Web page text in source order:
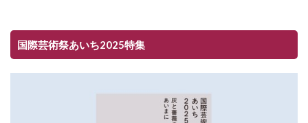
国際芸術祭あいち2025特集